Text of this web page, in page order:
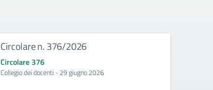
Circolare n. 376/2026
Circolare 376
Collegio dei docenti - 29 giugno 2026